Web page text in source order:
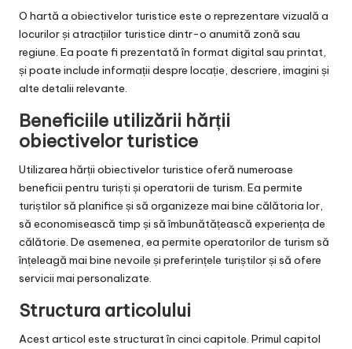
O hartă a obiectivelor turistice este o reprezentare vizuală a
locurilor și atracțiilor turistice dintr-o anumită zonă sau
regiune. Ea poate fi prezentată în format digital sau printat,
și poate include informații despre locație, descriere, imagini și
alte detalii relevante.
Beneficiile utilizării hărții
obiectivelor turistice
Utilizarea hărții obiectivelor turistice oferă numeroase
beneficii pentru turiști și operatorii de turism. Ea permite
turiștilor să planifice și să organizeze mai bine călătoria lor,
să economisească timp și să îmbunătățească experiența de
călătorie. De asemenea, ea permite operatorilor de turism să
înțeleagă mai bine nevoile și preferințele turiștilor și să ofere
servicii mai personalizate.
Structura articolului
Acest articol este structurat în cinci capitole. Primul capitol